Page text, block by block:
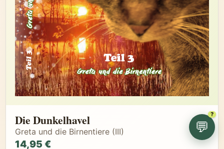
Die Dunkelhavel
Greta und die Birnentiere (III)
14,95 €
💬
?